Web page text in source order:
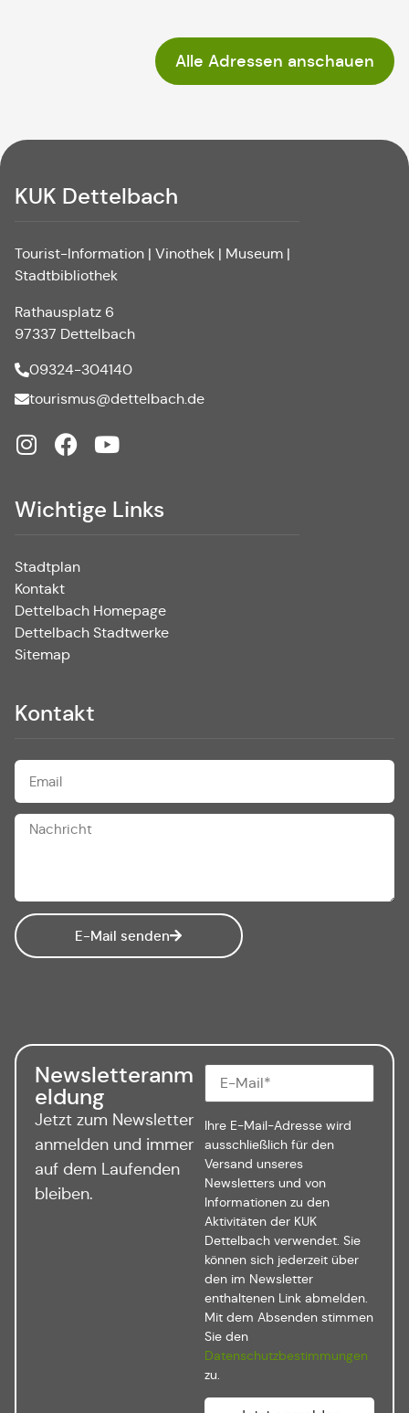
Alle Adressen anschauen
KUK Dettelbach
Tourist-Information | Vinothek | Museum |
Stadtbibliothek
Rathausplatz 6
97337 Dettelbach
09324-304140
tourismus@dettelbach.de
Wichtige Links
Stadtplan
Kontakt
Dettelbach Homepage
Dettelbach Stadtwerke
Sitemap
Kontakt
E-Mail senden
Newsletteranm
eldung
Jetzt zum Newsletter
anmelden und immer
auf dem Laufenden
bleiben.
Ihre E-Mail-Adresse wird
ausschließlich für den
Versand unseres
Newsletters und von
Informationen zu den
Aktivitäten der KUK
Dettelbach verwendet. Sie
können sich jederzeit über
den im Newsletter
enthaltenen Link abmelden.
Mit dem Absenden stimmen
Sie den
Datenschutzbestimmungen
zu.